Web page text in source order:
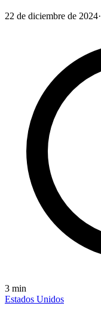
22 de diciembre de 2024·
3 min
Estados Unidos